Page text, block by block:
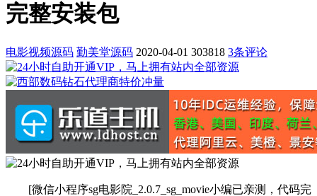
完整安装包
电影视频源码 勤美堂源码 2020-04-01 303818 3条评论
[微信小程序sg电影院_2.0.7_sg_movie小编已亲测，代码完